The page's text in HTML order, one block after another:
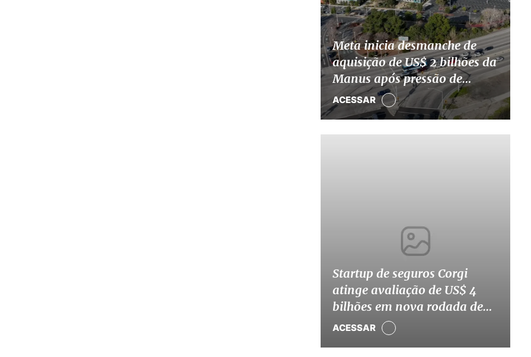
Meta inicia desmanche de
aquisição de US$ 2 bilhões da
Manus após pressão de
Pequim
ACESSAR
Startup de seguros Corgi
atinge avaliação de US$ 4
bilhões em nova rodada de
captação
ACESSAR